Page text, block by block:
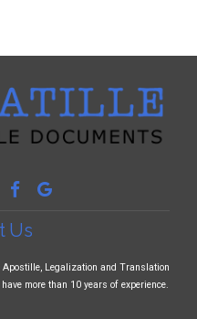
Us
Legalization and Translation
more than 10 years of experience.